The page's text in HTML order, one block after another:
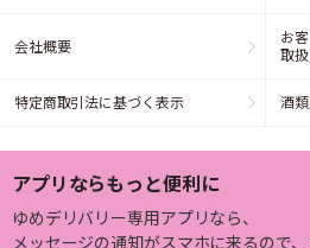
会社概要
お
取
特定商取引法に基づく表示 酒
アプリならもっと便利に
ゆめデリバリー専用アプリなら、
メッセージの通知がスマホに来るので、